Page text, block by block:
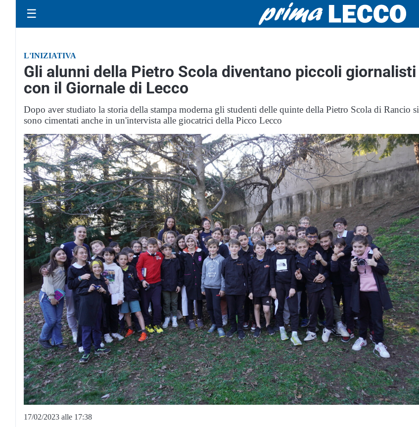
☰
L'INIZIATIVA
Gli alunni della Pietro Scola diventano piccoli giornalisti
con il Giornale di Lecco
Dopo aver studiato la storia della stampa moderna gli studenti delle quinte della Pietro Scola di Rancio si
sono cimentati anche in un'intervista alle giocatrici della Picco Lecco
17/02/2023 alle 17:38